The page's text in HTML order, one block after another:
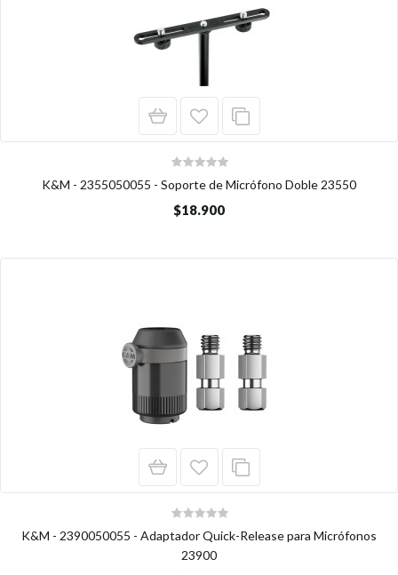
K&M - 2355050055 - Soporte de Micrófono Doble 23550
$18.900
K&M - 2390050055 - Adaptador Quick-Release para Micrófonos
23900